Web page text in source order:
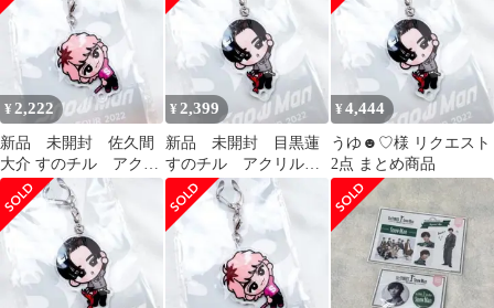
¥2,222
新品 未開封 佐久間
大介 すのチル アクリ
ルキーホルダー S-2
¥2,399
新品 未開封 目黒蓮
すのチル アクリルキ
ーホルダー S-3
¥4,444
うゆ☻♡様 リクエスト
2点 まとめ商品